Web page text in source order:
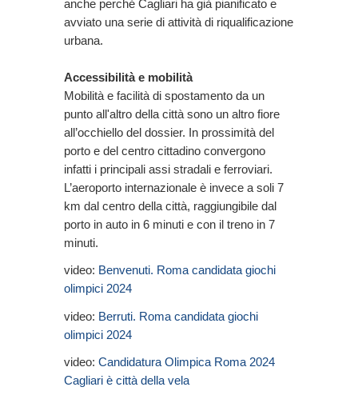
anche perché Cagliari ha già pianificato e
avviato una serie di attività di riqualificazione
urbana.
Accessibilità e mobilità
Mobilità e facilità di spostamento da un
punto all'altro della città sono un altro fiore
all’occhiello del dossier. In prossimità del
porto e del centro cittadino convergono
infatti i principali assi stradali e ferroviari.
L’aeroporto internazionale è invece a soli 7
km dal centro della città, raggiungibile dal
porto in auto in 6 minuti e con il treno in 7
minuti.
video: Benvenuti. Roma candidata giochi
olimpici 2024
video: Berruti. Roma candidata giochi
olimpici 2024
video: Candidatura Olimpica Roma 2024
Cagliari è città della vela